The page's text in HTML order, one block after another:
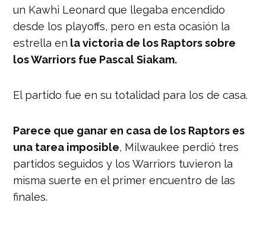
un Kawhi Leonard que llegaba encendido
desde los playoffs, pero en esta ocasión la
estrella en la victoria de los Raptors sobre
los Warriors fue Pascal Siakam.
El partido fue en su totalidad para los de casa.
Parece que ganar en casa de los Raptors es
una tarea imposible, Milwaukee perdió tres
partidos seguidos y los Warriors tuvieron la
misma suerte en el primer encuentro de las
finales.